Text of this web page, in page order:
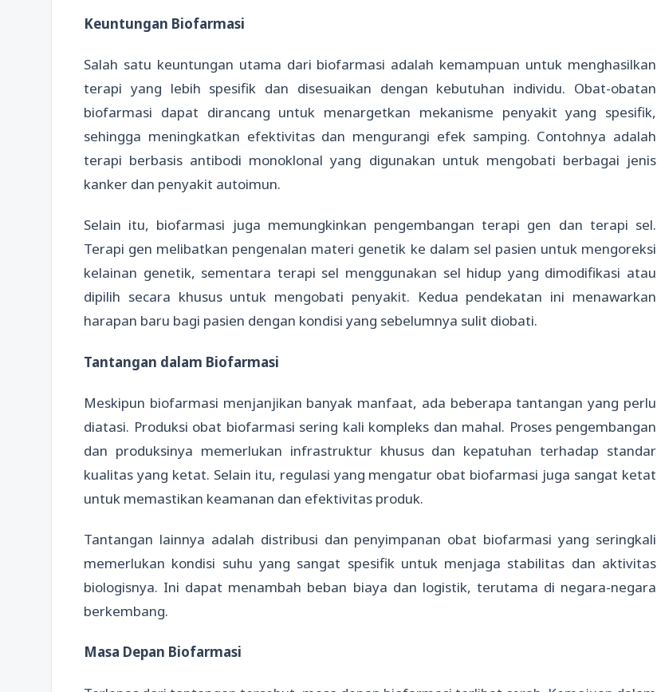
Keuntungan Biofarmasi
Salah satu keuntungan utama dari biofarmasi adalah kemampuan untuk menghasilkan
terapi yang lebih spesifik dan disesuaikan dengan kebutuhan individu. Obat-obatan
biofarmasi dapat dirancang untuk menargetkan mekanisme penyakit yang spesifik,
sehingga meningkatkan efektivitas dan mengurangi efek samping. Contohnya adalah
terapi berbasis antibodi monoklonal yang digunakan untuk mengobati berbagai jenis
kanker dan penyakit autoimun.
Selain itu, biofarmasi juga memungkinkan pengembangan terapi gen dan terapi sel.
Terapi gen melibatkan pengenalan materi genetik ke dalam sel pasien untuk mengoreksi
kelainan genetik, sementara terapi sel menggunakan sel hidup yang dimodifikasi atau
dipilih secara khusus untuk mengobati penyakit. Kedua pendekatan ini menawarkan
harapan baru bagi pasien dengan kondisi yang sebelumnya sulit diobati.
Tantangan dalam Biofarmasi
Meskipun biofarmasi menjanjikan banyak manfaat, ada beberapa tantangan yang perlu
diatasi. Produksi obat biofarmasi sering kali kompleks dan mahal. Proses pengembangan
dan produksinya memerlukan infrastruktur khusus dan kepatuhan terhadap standar
kualitas yang ketat. Selain itu, regulasi yang mengatur obat biofarmasi juga sangat ketat
untuk memastikan keamanan dan efektivitas produk.
Tantangan lainnya adalah distribusi dan penyimpanan obat biofarmasi yang seringkali
memerlukan kondisi suhu yang sangat spesifik untuk menjaga stabilitas dan aktivitas
biologisnya. Ini dapat menambah beban biaya dan logistik, terutama di negara-negara
berkembang.
Masa Depan Biofarmasi